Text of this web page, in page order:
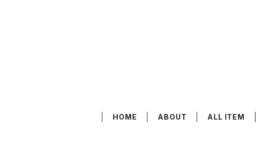
HOME ABOUT ALL ITEM